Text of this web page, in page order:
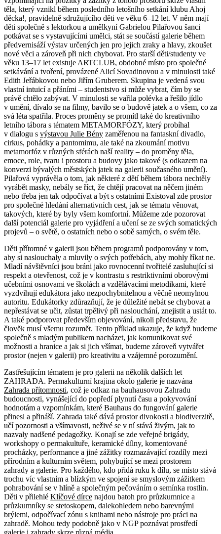
těla, který vznikl během posledního letošního setkání klubu Ahoj
děcka!, pravidelně sdružujícího děti ve věku 6–12 let. V něm mají
děti společně s lektorkou a umělkyní Gabrielou Pilařovou šanci
potkávat se s vystavujícími umělci, stát se součástí galerie během
předvernisáží výstav určených jen pro jejich zraky a hlavy, zkoušet
nové věci a zároveň při nich chybovat. Pro starší děti/studenty ve
věku 13–17 let existuje ARTCLUB, obdobné místo pro společné
setkávání a tvoření, provázené Alicí Sovadinovou a v minulosti také
Edith Jeřábkovou nebo Jiřím Gruberem. Skupina je vedená svou
vlastní intuicí a přáními – studentstvo si může vybrat, čím by se
právě chtělo zabývat. V minulosti se vařila polévka a řešilo jídlo
v umění, dívalo se na filmy, bavilo se o budově jatek a o všem, co za
svá léta spatřila. Proces proměny se promítl také do kreativního
letního tábora s tématem METAMORFÓZY, který probíhal
v dialogu s výstavou Julie Bény zaměřenou na fantaskní divadlo,
cirkus, pohádky a pantomimu, ale také na zkoumání motivu
metamorfóz v různých sférách naší reality – do proměny těla,
emoce, role, tvaru i prostoru a budovy jako takové (s odkazem na
konverzi bývalých městských jatek na galerii současného umění).
Pilařová vyprávěla o tom, jak některé z dětí během tábora nechtěly
vyrábět masky, nebály se říct, že chtějí pracovat na něčem jiném
nebo třeba jen tak odpočívat a být s ostatními Existoval zde prostor
pro společné hledání alternativních cest, jak se tématu věnovat,
takových, které by byly všem komfortní. Můžeme zde pozorovat
další potenciál galerie pro vyjádření a učení se ze svých somatických
projevů – o světě, o ostatních nebo o sobě samých, o svém těle.
Děti přítomné v galerii jsou během programů podporovány v tom,
aby si naslouchaly a mluvily o svých potřebách, aby mohly říkat ne.
Mladí návštěvníci jsou bráni jako rovnocenní tvořitelé zasluhující si
respekt a otevřenost, což je v kontrastu s restriktivními oborovými
učebními osnovami ve školách a vzdělávacími metodikami, které
vyzdvihují edukátora jako nezpochybnitelnou a věčně neomylnou
autoritu. Edukátorky zdůrazňují, že je důležité nebát se chybovat a
nepřestávat se učit, zůstat trpělivý při naslouchání, znejistit a ustát to.
A také podporovat především objevování, nikoli představu, že
člověk musí všemu rozumět. Tento příklad ukazuje, že když budeme
společně s mladým publikem nacházet, jak komunikovat své
možnosti a hranice a jak si jich všímat, budeme zároveň vytvářet
prostor (nejen v galerii) pro kreativitu a vzájemné porozumění.
Zastřešujícím tématem je pro galerii na několik dalších let
ZAHRADA. Permakulturní krajina okolo galerie je nazvána
Zahrada přítomnosti, což je odkaz na bauhausovou Zahradu
budoucnosti, vynášející do popředí plynutí času a pokyvování
hodnotám a vzpomínkám, které Bauhaus do fungování galerie
přinesl a přináší. Zahrada také dává prostor divokosti a biodiverzitě,
učí pozornosti a všímavosti, neživé se v ní stává živým, jak to
nazvaly nadšené pedagožky. Konají se zde veřejné brigády,
workshopy o permakultuře, keramické dílny, komentované
procházky, performance a jiné zážitky rozmazávající rozdíly mezi
přírodním a kulturním světem, pohybující se mezi prostorem
zahrady a galerie. Pro každého, kdo přidá ruku k dílu, se místo stává
trochu víc vlastním a blízkým ve spojení se smyslovým zážitkem
pohrabování se v hlíně a společným pečováním o semínka rostlin.
Děti v přilehlé Klíčové dírce najdou batoh pro průzkumnice a
průzkumníky se stetoskopem, dalekohledem nebo barevnými
brýlemi, odpočívací zónu s knihami nebo nástroje pro práci na
zahradě. Mohou tedy podobně jako v NGP poznávat prostředí